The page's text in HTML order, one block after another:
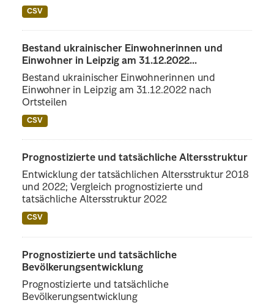
CSV
Bestand ukrainischer Einwohnerinnen und
Einwohner in Leipzig am 31.12.2022...
Bestand ukrainischer Einwohnerinnen und
Einwohner in Leipzig am 31.12.2022 nach
Ortsteilen
CSV
Prognostizierte und tatsächliche Altersstruktur
Entwicklung der tatsächlichen Altersstruktur 2018
und 2022; Vergleich prognostizierte und
tatsächliche Altersstruktur 2022
CSV
Prognostizierte und tatsächliche
Bevölkerungsentwicklung
Prognostizierte und tatsächliche
Bevölkerungsentwicklung